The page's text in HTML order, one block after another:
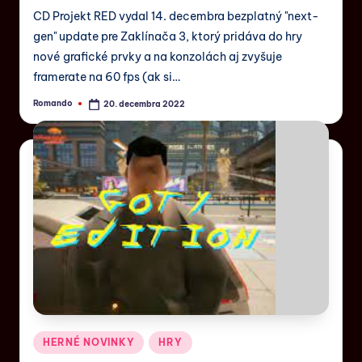
CD Projekt RED vydal 14. decembra bezplatný "next-
gen" update pre Zaklínača 3, ktorý pridáva do hry
nové grafické prvky a na konzolách aj zvyšuje
framerate na 60 fps (ak si…
Romando 20. decembra 2022
HERNÉ NOVINKY HRY